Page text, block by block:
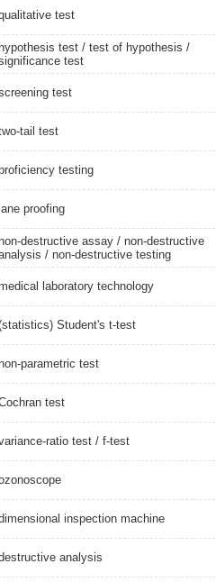
test
hypothesis test/ test of hypothesis /
test
test
tail test
testing
lane proofing
destructive assay/ non-destructive
/ non-destructive testing
laboratory technology
Student's t-test
parametric test
test
ratio test/ f-test
inspection machine
analysis